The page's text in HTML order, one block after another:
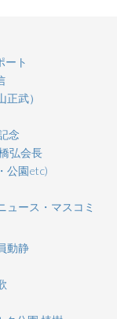
ート
正武）
念
弘会長
公園etc)
ュース・マスコミ
動静